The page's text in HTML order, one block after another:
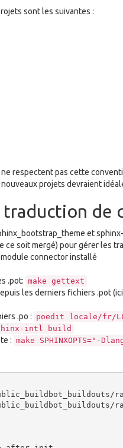
sont les suivantes :
respectent pas cette
projets devraient
de
et
ce soit mergé) pour gérer les
connector installé
.pot: make gettext
les derniers fichiers .pot (ici
.po : poedit locale/fr/
intl build
: make SPHINXOPTS="-